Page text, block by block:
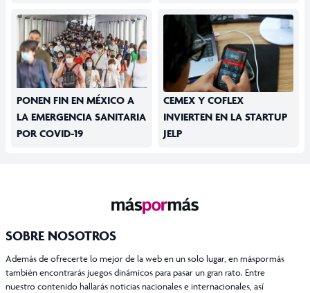
PONEN FIN EN MÉXICO A
LA EMERGENCIA SANITARIA
POR COVID-19
CEMEX Y COFLEX
INVIERTEN EN LA STARTUP
JELP
SOBRE NOSOTROS
Además de ofrecerte lo mejor de la web en un solo lugar, en máspormás
también encontrarás juegos dinámicos para pasar un gran rato. Entre
nuestro contenido hallarás noticias nacionales e internacionales, así